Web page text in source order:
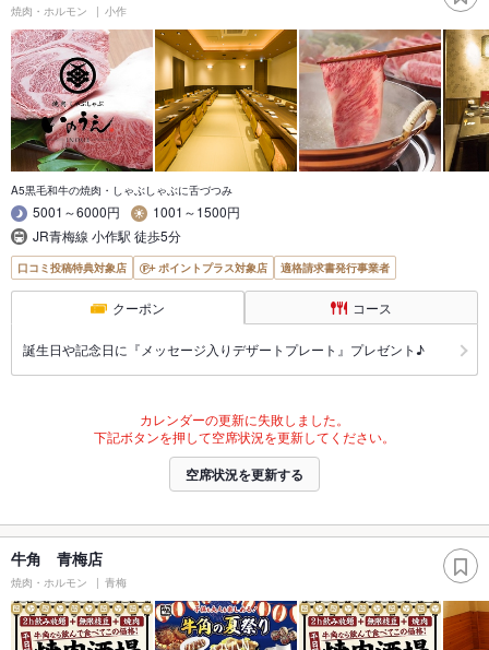
焼肉・ホルモン 小作
A5黒毛和牛の焼肉・しゃぶしゃぶに舌づつみ
5001～6000円
1001～1500円
JR青梅線 小作駅 徒歩5分
口コミ投稿特典対象店 ポイントプラス対象店 適格請求書発行事業者
クーポン コース
誕生日や記念日に『メッセージ入りデザートプレート』プレゼント♪
カレンダーの更新に失敗しました。
下記ボタンを押して空席状況を更新してください。
空席状況を更新する
牛角 青梅店
焼肉・ホルモン 青梅